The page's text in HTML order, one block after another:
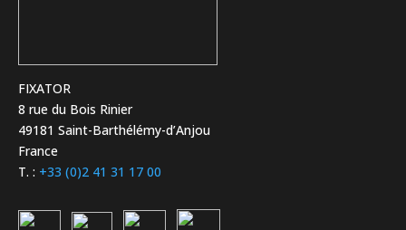
FIXATOR
8 rue du Bois Rinier
49181 Saint-Barthélémy-d’Anjou
France
T. : +33 (0)2 41 31 17 00